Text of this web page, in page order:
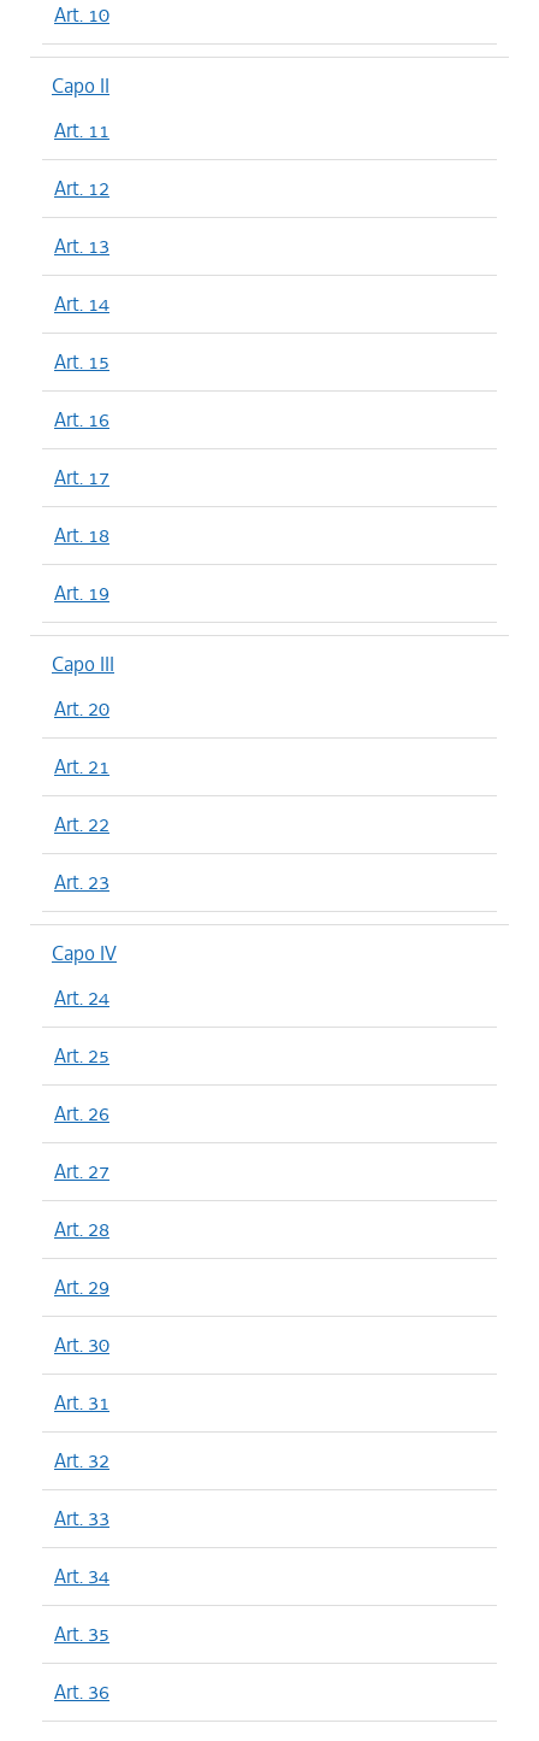
Art. 10
Capo II
Art. 11
Art. 12
Art. 13
Art. 14
Art. 15
Art. 16
Art. 17
Art. 18
Art. 19
Capo III
Art. 20
Art. 21
Art. 22
Art. 23
Capo IV
Art. 24
Art. 25
Art. 26
Art. 27
Art. 28
Art. 29
Art. 30
Art. 31
Art. 32
Art. 33
Art. 34
Art. 35
Art. 36